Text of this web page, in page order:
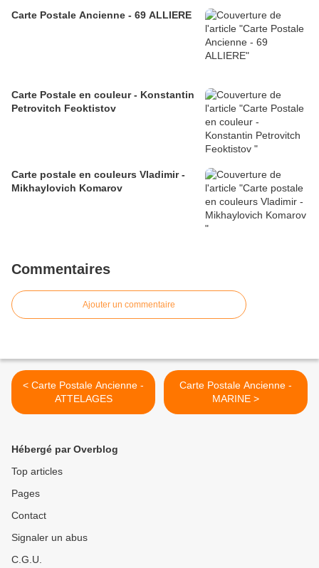
Carte Postale Ancienne - 69 ALLIERE
Carte Postale en couleur - Konstantin
Petrovitch Feoktistov
Carte postale en couleurs Vladimir -
Mikhaylovich Komarov
Commentaires
Ajouter un commentaire
< Carte Postale Ancienne -
ATTELAGES
Carte Postale Ancienne -
MARINE >
Hébergé par Overblog
Top articles
Pages
Contact
Signaler un abus
C.G.U.